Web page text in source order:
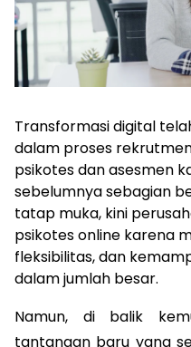
Transformasi digital
dalam proses
psikotes dan asesmen
sebelumnya sebagian
tatap muka, kini
psikotes online karena
fleksibilitas, dan
dalam jumlah besar.
Namun, di balik
tantangan baru yang